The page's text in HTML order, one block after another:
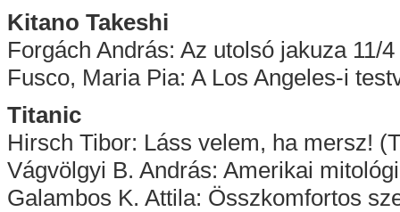
Kitano Takeshi
Forgách András: Az utolsó jakuza 11/4
Fusco, Maria Pia: A Los Angeles-i
Titanic
Hirsch Tibor: Láss velem, ha mersz!
Vágvölgyi B. András: Amerikai
Galambos K. Attila: Összkomfortos